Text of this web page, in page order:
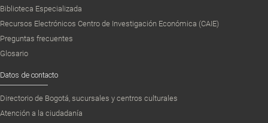
Biblioteca Especializada
Recursos Electrónicos Centro de Investigación Económica (CAIE)
Preguntas frecuentes
Glosario
Datos de contacto
Directorio de Bogotá, sucursales y centros culturales
Atención a la ciudadanía